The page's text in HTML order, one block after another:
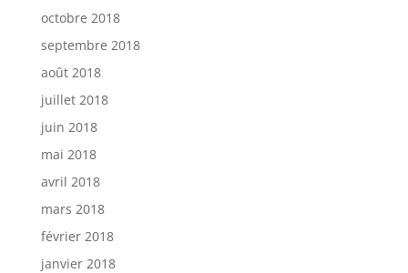
octobre 2018
septembre 2018
août 2018
juillet 2018
juin 2018
mai 2018
avril 2018
mars 2018
février 2018
janvier 2018